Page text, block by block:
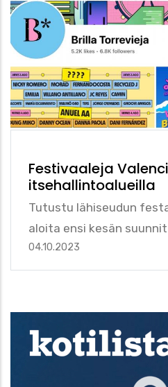
Festivaaleja
itsehallintoalueilla
Tutustu lähiseudun
aloita ensi kesän
04.10.2023